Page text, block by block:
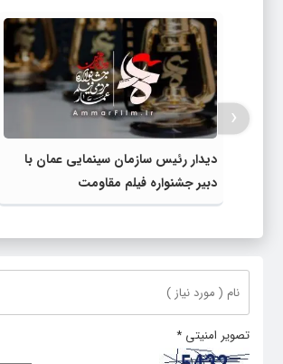
دیدار رئیس سازمان سینمایی عمان با
دبیر جشنواره فیلم مقاومت
‹
تصویر امنیتی *